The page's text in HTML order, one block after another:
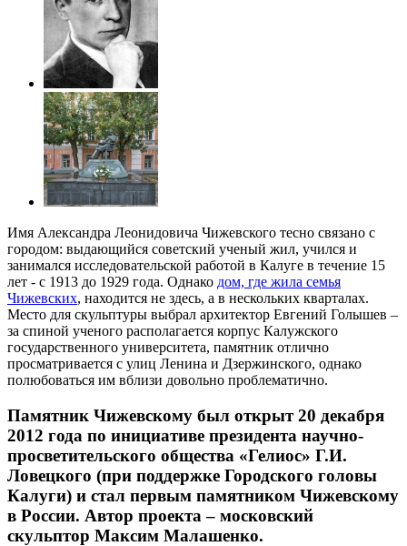
Имя Александра Леонидовича Чижевского тесно связано с
городом: выдающийся советский ученый жил, учился и
занимался исследовательской работой в Калуге в течение 15
лет - с 1913 до 1929 года. Однако дом, где жила семья
Чижевских, находится не здесь, а в нескольких кварталах.
Место для скульптуры выбрал архитектор Евгений Голышев –
за спиной ученого располагается корпус Калужского
государственного университета, памятник отлично
просматривается с улиц Ленина и Дзержинского, однако
полюбоваться им вблизи довольно проблематично.
Памятник Чижевскому был открыт 20 декабря
2012 года по инициативе президента научно-
просветительского общества «Гелиос» Г.И.
Ловецкого (при поддержке Городского головы
Калуги) и стал первым памятником Чижевскому
в России. Автор проекта – московский
скульптор Максим Малашенко.